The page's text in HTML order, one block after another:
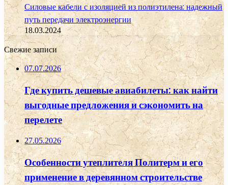
Силовые кабели с изоляцией из полиэтилена: надежный
путь передачи электроэнергии
18.03.2024
Свежие записи
07.07.2026
Где купить дешевые авиабилеты: как найти
выгодные предложения и сэкономить на
перелете
27.05.2026
Особенности утеплителя Политерм и его
применение в деревянном строительстве